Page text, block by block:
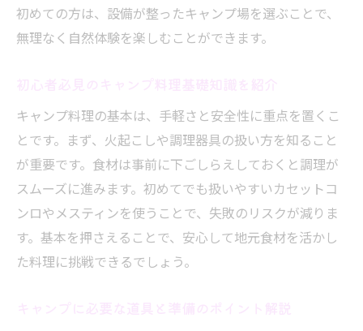
自然の恵みを活かす調理方法と保存のポイ
ント
地元食材で作るアウトドア料理の醍醐味と
は
キャンプで味わう長野ならではの食体験
初心者も安心できる長野のアウトドア体験
初心者でも安心なキャンプ場選びのポイン
ト
手軽に始められる長野キャンプの魅力を紹
初めての方は、設備が整ったキャンプ場を選ぶことで、
無理なく自然体験を楽しむことができます。
キャンプ料理の基本は、手軽さと安全性に重点を置くこ
とです。まず、火起こしや調理器具の扱い方を知ること
が重要です。食材は事前に下ごしらえしておくと調理が
スムーズに進みます。初めてでも扱いやすいカセットコ
ンロやメスティンを使うことで、失敗のリスクが減りま
す。基本を押さえることで、安心して地元食材を活かし
た料理に挑戦できるでしょう。